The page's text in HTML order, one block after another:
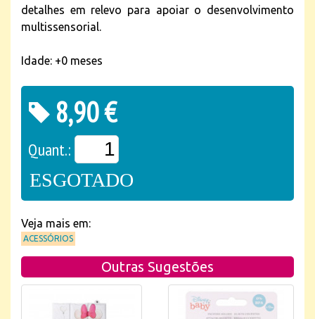
detalhes em relevo para apoiar o desenvolvimento
multissensorial.
Idade: +0 meses
8,90 €
Quant.:
ESGOTADO
Veja mais em:
ACESSÓRIOS
Outras Sugestões